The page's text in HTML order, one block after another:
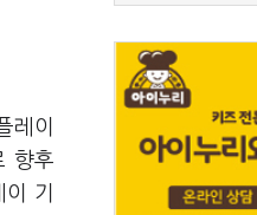
레이
향후
기